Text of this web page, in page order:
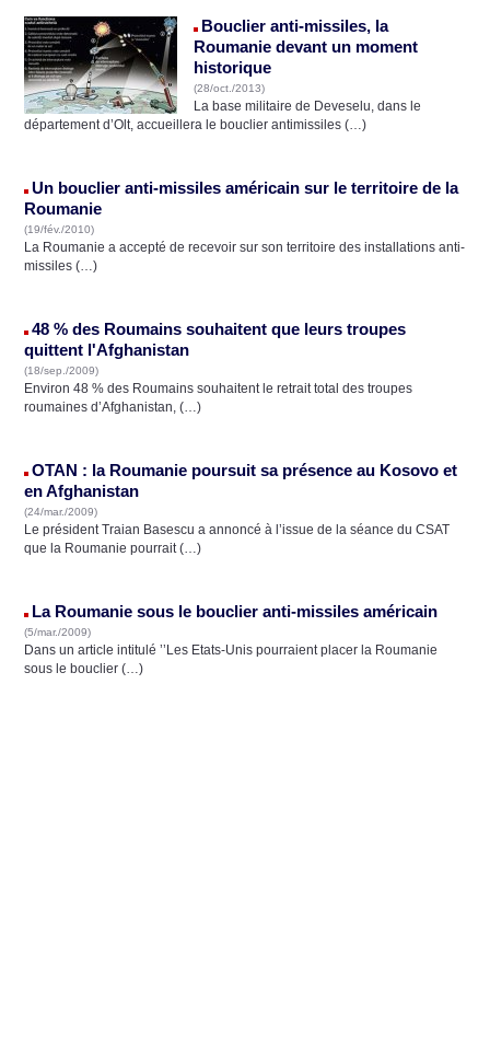
Bouclier anti-missiles, la
Roumanie devant un moment
historique
(28/oct./2013)
La base militaire de Deveselu, dans le
département d’Olt, accueillera le bouclier antimissiles (…)
Un bouclier anti-missiles américain sur le territoire de la
Roumanie
(19/fév./2010)
La Roumanie a accepté de recevoir sur son territoire des installations anti-
missiles (…)
48 % des Roumains souhaitent que leurs troupes
quittent l'Afghanistan
(18/sep./2009)
Environ 48 % des Roumains souhaitent le retrait total des troupes
roumaines d’Afghanistan, (…)
OTAN : la Roumanie poursuit sa présence au Kosovo et
en Afghanistan
(24/mar./2009)
Le président Traian Basescu a annoncé à l’issue de la séance du CSAT
que la Roumanie pourrait (…)
La Roumanie sous le bouclier anti-missiles américain
(5/mar./2009)
Dans un article intitulé ’’Les Etats-Unis pourraient placer la Roumanie
sous le bouclier (…)